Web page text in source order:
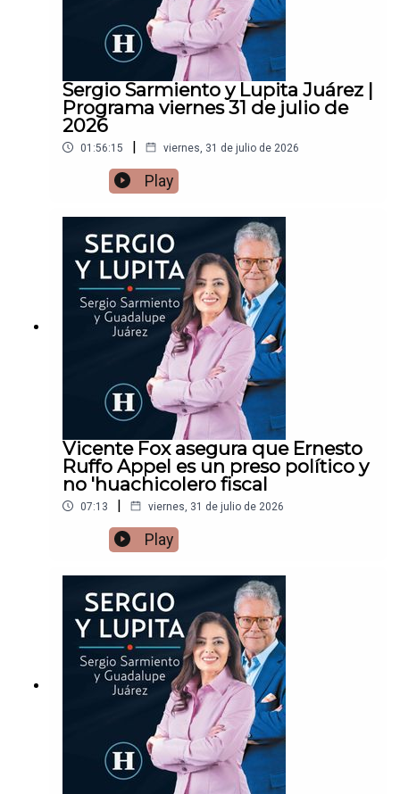
Sergio Sarmiento y Lupita Juárez |
Programa viernes 31 de julio de
2026
01:56:15 | viernes, 31 de julio de 2026
Play
Vicente Fox asegura que Ernesto
Ruffo Appel es un preso político y
no 'huachicolero fiscal
07:13 | viernes, 31 de julio de 2026
Play